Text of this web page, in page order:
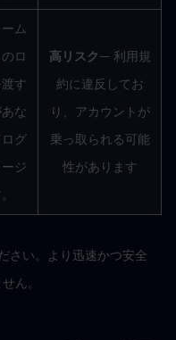
ム
ロ
す
な
グ
ジ
高リスク — 利用規
約に違反してお
り、アカウントが
乗っ取られる可能
性があります
さい。より迅速かつ安全
ん。